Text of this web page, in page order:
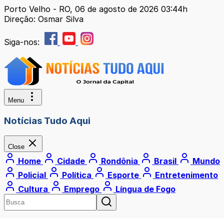
Porto Velho - RO, 06 de agosto de 2026 03:44h
Direção: Osmar Silva
Siga-nos:
Menu
Notícias Tudo Aqui
Close
Home Cidade Rondônia Brasil
Mundo
Policial
Política Esporte
Entretenimento
Cultura
Emprego Língua de Fogo